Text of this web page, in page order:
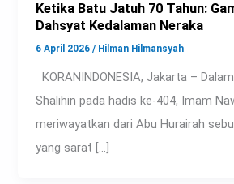
Ketika Batu Jatuh 70 Tahun:
Dahsyat Kedalaman Neraka
6 April 2026/ Hilman Hilmansyah
KORANINDONESIA, Jakarta –
Shalihin pada hadis ke-404, Imam
meriwayatkan dari Abu Hurairah
yang sarat […]